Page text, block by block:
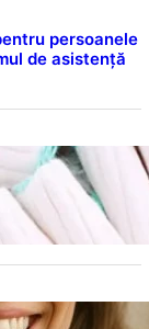
persoanele
de asistență
profundă
inima: